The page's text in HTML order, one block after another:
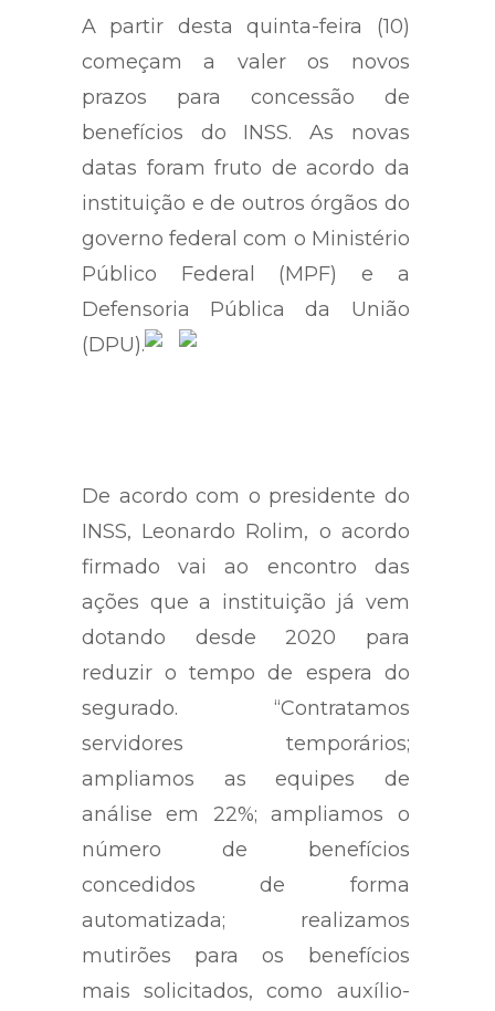
A partir desta quinta-feira (10)
começam a valer os novos
prazos para concessão de
benefícios do INSS. As novas
datas foram fruto de acordo da
instituição e de outros órgãos do
governo federal com o Ministério
Público Federal (MPF) e a
Defensoria Pública da União
(DPU).
De acordo com o presidente do
INSS, Leonardo Rolim, o acordo
firmado vai ao encontro das
ações que a instituição já vem
dotando desde 2020 para
reduzir o tempo de espera do
segurado. “Contratamos
servidores temporários;
ampliamos as equipes de
análise em 22%; ampliamos o
número de benefícios
concedidos de forma
automatizada; realizamos
mutirões para os benefícios
mais solicitados, como auxílio-